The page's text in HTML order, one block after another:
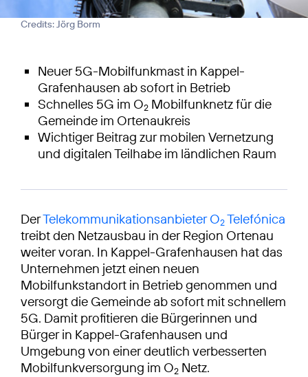
Credits: Jörg Borm
Neuer 5G-Mobilfunkmast in Kappel-
Grafenhausen ab sofort in Betrieb
Schnelles 5G im O2 Mobilfunknetz für die
Gemeinde im Ortenaukreis
Wichtiger Beitrag zur mobilen Vernetzung
und digitalen Teilhabe im ländlichen Raum
DerTelekommunikationsanbieter O2Telefónica
treibt den Netzausbau in der Region Ortenau
weiter voran. In Kappel-Grafenhausen hat das
Unternehmen jetzt einen neuen
Mobilfunkstandort in Betrieb genommen und
versorgt die Gemeinde ab sofort mit schnellem
5G. Damit profitieren die Bürgerinnen und
Bürger in Kappel-Grafenhausen und
Umgebung von einer deutlich verbesserten
Mobilfunkversorgung im O2 Netz.